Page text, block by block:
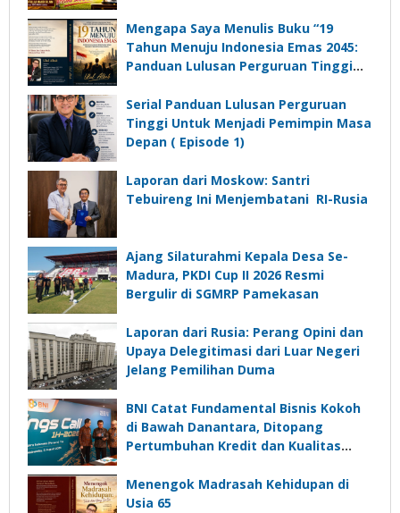
Komunikasi Kades untuk Memajukan
Desa
Mengapa Saya Menulis Buku “19
Tahun Menuju Indonesia Emas 2045:
Panduan Lulusan Perguruan Tinggi
Depan”?
Serial Panduan Lulusan Perguruan
Tinggi Untuk Menjadi Pemimpin Masa
Depan ( Episode 1)
Laporan dari Moskow: Santri
Tebuireng Ini Menjembatani RI-Rusia
Ajang Silaturahmi Kepala Desa Se-
Madura, PKDI Cup II 2026 Resmi
Bergulir di SGMRP Pamekasan
Laporan dari Rusia: Perang Opini dan
Upaya Delegitimasi dari Luar Negeri
Jelang Pemilihan Duma
BNI Catat Fundamental Bisnis Kokoh
di Bawah Danantara, Ditopang
Pertumbuhan Kredit dan Kualitas
Menengok Madrasah Kehidupan di
Usia 65